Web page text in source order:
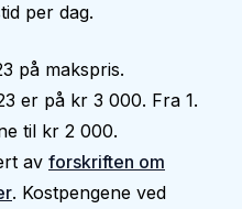
per dag.
på makspris.
er på kr 3 000. Fra 1.
til kr 2 000.
av forskriften om
. Kostpengene ved